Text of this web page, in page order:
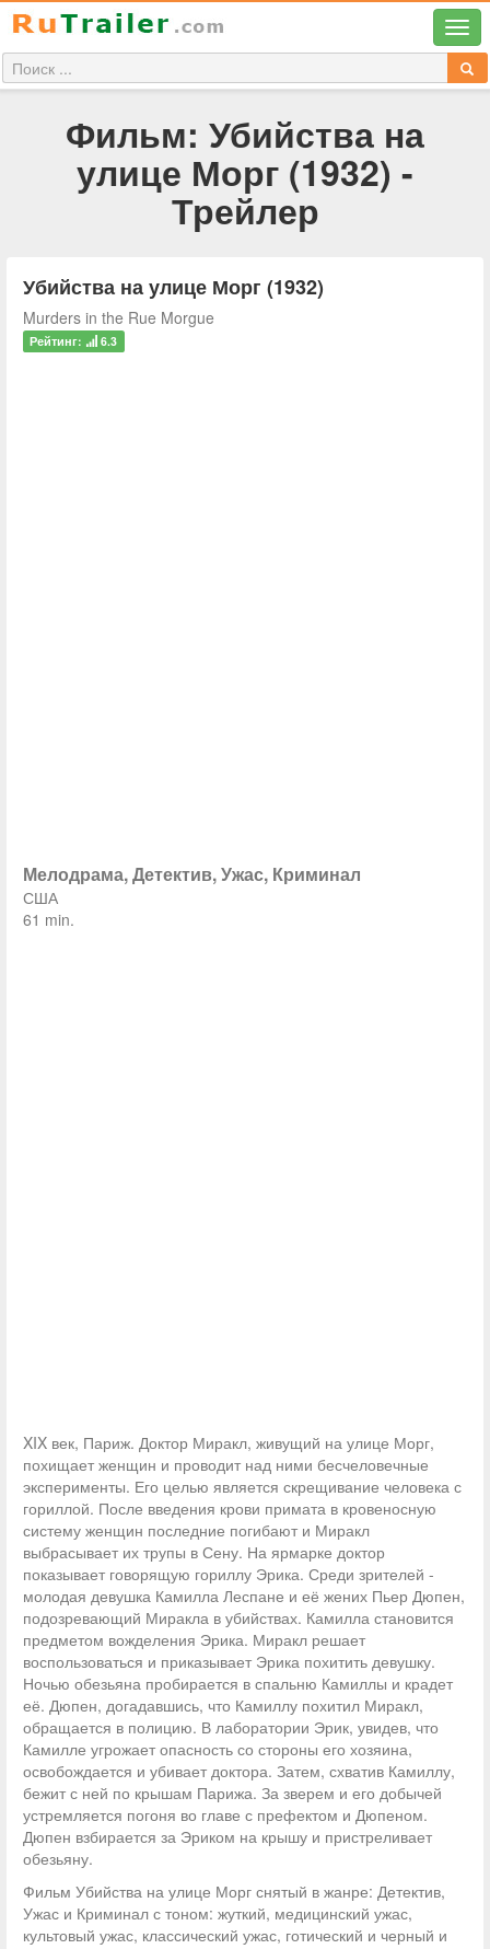
Фильм: Убийства на
улице Морг (1932) -
Трейлер
Убийства на улице Морг (1932)
Murders in the Rue Morgue
Рейтинг: 6.3
Мелодрама, Детектив, Ужас, Криминал
США
61 min.
XIX век, Париж. Доктор Миракл, живущий на улице Морг,
похищает женщин и проводит над ними бесчеловечные
эксперименты. Его целью является скрещивание человека с
гориллой. После введения крови примата в кровеносную
систему женщин последние погибают и Миракл
выбрасывает их трупы в Сену. На ярмарке доктор
показывает говорящую гориллу Эрика. Среди зрителей -
молодая девушка Камилла Леспане и её жених Пьер Дюпен,
подозревающий Миракла в убийствах. Камилла становится
предметом вожделения Эрика. Миракл решает
воспользоваться и приказывает Эрика похитить девушку.
Ночью обезьяна пробирается в спальню Камиллы и крадет
её. Дюпен, догадавшись, что Камиллу похитил Миракл,
обращается в полицию. В лаборатории Эрик, увидев, что
Камилле угрожает опасность со стороны его хозяина,
освобождается и убивает доктора. Затем, схватив Камиллу,
бежит с ней по крышам Парижа. За зверем и его добычей
устремляется погоня во главе с префектом и Дюпеном.
Дюпен взбирается за Эриком на крышу и пристреливает
обезьяну.
Фильм Убийства на улице Морг снятый в жанре: Детектив,
Ужас и Криминал с тоном: жуткий, медицинский ужас,
культовый ужас, классический ужас, готический и черный и